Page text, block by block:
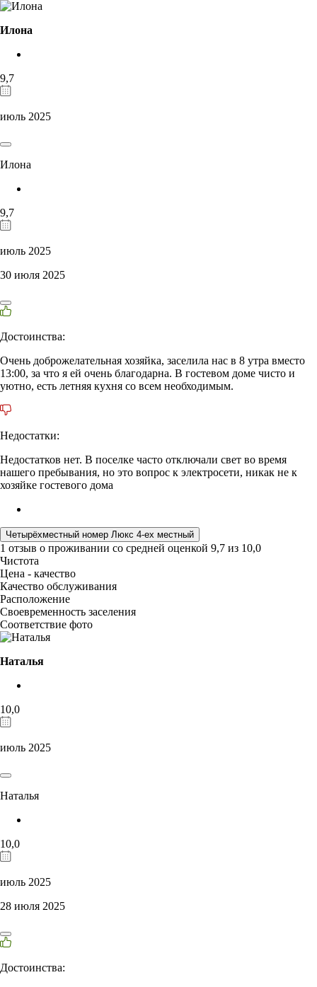
Илона
9,7
июль 2025
Илона
9,7
июль 2025
30 июля 2025
Достоинства:
Очень доброжелательная хозяйка, заселила нас в 8 утра вместо
13:00, за что я ей очень благодарна. В гостевом доме чисто и
уютно, есть летняя кухня со всем необходимым.
Недостатки:
Недостатков нет. В поселке часто отключали свет во время
нашего пребывания, но это вопрос к электросети, никак не к
хозяйке гостевого дома
Четырёхместный номер Люкс 4-ех местный
1 отзыв о проживании со средней оценкой 9,7 из 10,0
Чистота
Цена - качество
Качество обслуживания
Расположение
Своевременность заселения
Соответствие фото
Наталья
10,0
июль 2025
Наталья
10,0
июль 2025
28 июля 2025
Достоинства: